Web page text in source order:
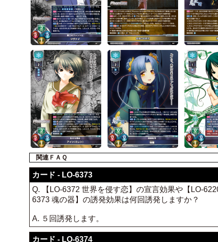
関連ＦＡＱ
カード - LO-6373
Q. 【LO-6372 世界を侵す恋】の宣言効果や【LO-
6373 魂の器】の誘発効果は何回誘発しますか？
A. ５回誘発します。
カード - LO-6374